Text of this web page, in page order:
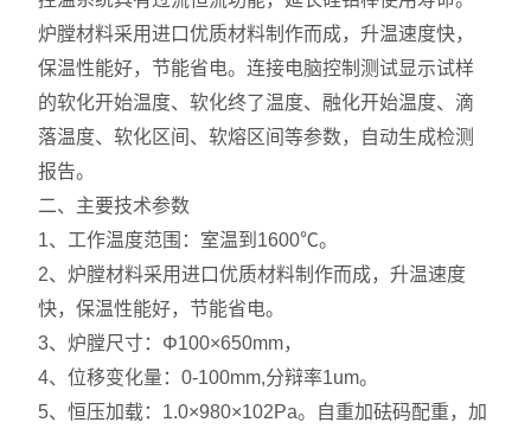
炉膛材料采用进口优质材料制作而成，升温速度快，
保温性能好，节能省电。连接电脑控制测试显示试样
的软化开始温度、软化终了温度、融化开始温度、滴
落温度、软化区间、软熔区间等参数，自动生成检测
报告。
二、主要技术参数
1、工作温度范围：室温到1600℃。
2、炉膛材料采用进口优质材料制作而成，升温速度
快，保温性能好，节能省电。
3、炉膛尺寸：Φ100×650mm，
4、位移变化量：0-100mm,分辩率1um。
5、恒压加载：1.0×980×102Pa。自重加砝码配重，加